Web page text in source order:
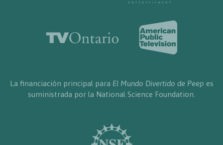
La financiación principal para El Mundo Divertido de Peep es
suministrada por la National Science Foundation.